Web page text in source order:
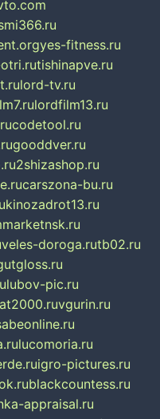
yes-fitness.ru
tishinapve.ru
lord-tv.ru
lordfilm13.ru
codetool.ru
gooddver.ru
2shizashop.ru
carszona-bu.ru
kinozadrot13.ru
veles-doroga.rutb02.ru
lubov-pic.ru
vgurin.ru
lucomoria.ru
igro-pictures.ru
blackcountess.ru
appraisal.ru